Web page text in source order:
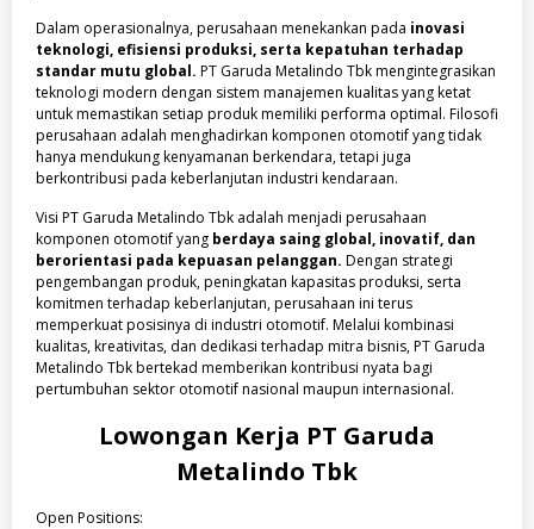
Dalam operasionalnya, perusahaan menekankan pada inovasi
teknologi, efisiensi produksi, serta kepatuhan terhadap
standar mutu global. PT Garuda Metalindo Tbk mengintegrasikan
teknologi modern dengan sistem manajemen kualitas yang ketat
untuk memastikan setiap produk memiliki performa optimal. Filosofi
perusahaan adalah menghadirkan komponen otomotif yang tidak
hanya mendukung kenyamanan berkendara, tetapi juga
berkontribusi pada keberlanjutan industri kendaraan.
Visi PT Garuda Metalindo Tbk adalah menjadi perusahaan
komponen otomotif yang berdaya saing global, inovatif, dan
berorientasi pada kepuasan pelanggan. Dengan strategi
pengembangan produk, peningkatan kapasitas produksi, serta
komitmen terhadap keberlanjutan, perusahaan ini terus
memperkuat posisinya di industri otomotif. Melalui kombinasi
kualitas, kreativitas, dan dedikasi terhadap mitra bisnis, PT Garuda
Metalindo Tbk bertekad memberikan kontribusi nyata bagi
pertumbuhan sektor otomotif nasional maupun internasional.
Lowongan Kerja PT Garuda
Metalindo Tbk
Open Positions: